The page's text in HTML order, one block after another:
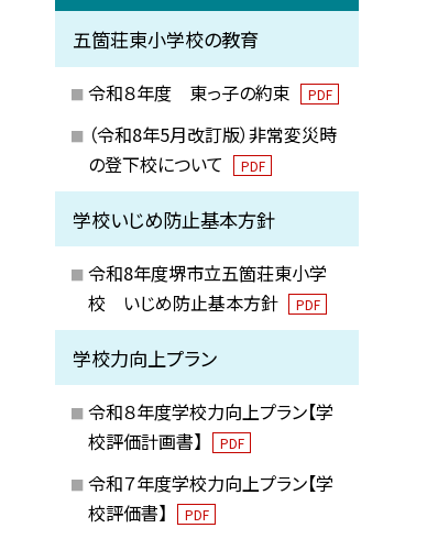
五箇荘東小学校の教育
令和８年度 東っ子の約束 PDF
（令和8年5月改訂版）非常変災時
の登下校について
PDF
学校いじめ防止基本方針
令和8年度堺市立五箇荘東小学
校 いじめ防止基本方針
PDF
学校力向上プラン
令和８年度学校力向上プラン【学
校評価計画書】
PDF
令和７年度学校力向上プラン【学
校評価書】
PDF